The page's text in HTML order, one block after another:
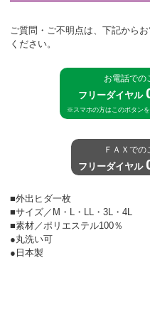
ご質問・ご不明点は、下記から
ください。
お電話での
フリーダイヤル
※スマホの方はこのボタンを
ＦＡＸでの
フリーダイヤル
■外出ヒダ一枚
■サイズ／M・L・LL・3L・4L
■素材／ポリエステル100％
●丸洗い可
●日本製